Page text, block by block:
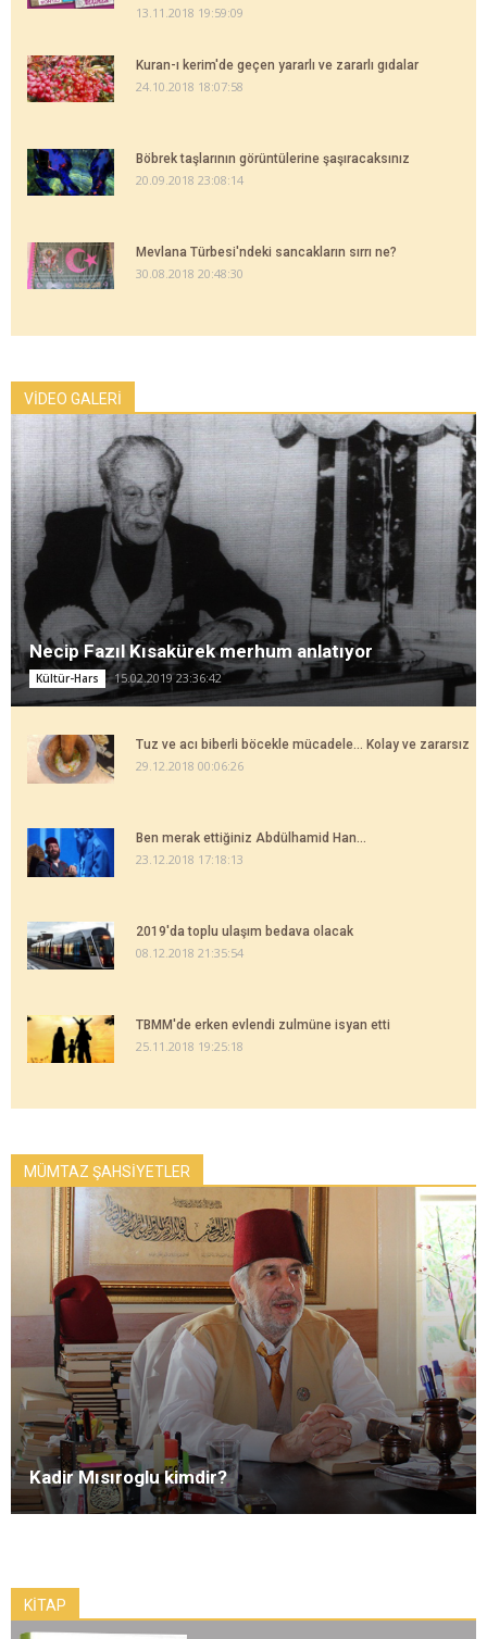
13.11.2018 19:59:09
Kuran-ı kerim'de geçen yararlı ve zararlı gıdalar
24.10.2018 18:07:58
Böbrek taşlarının görüntülerine şaşıracaksınız
20.09.2018 23:08:14
Mevlana Türbesi'ndeki sancakların sırrı ne?
30.08.2018 20:48:30
VİDEO GALERİ
Necip Fazıl Kısakürek merhum anlatıyor
Kültür-Hars 15.02.2019 23:36:42
Tuz ve acı biberli böcekle mücadele... Kolay ve zararsız
29.12.2018 00:06:26
Ben merak ettiğiniz Abdülhamid Han...
23.12.2018 17:18:13
2019'da toplu ulaşım bedava olacak
08.12.2018 21:35:54
TBMM'de erken evlendi zulmüne isyan etti
25.11.2018 19:25:18
MÜMTAZ ŞAHSİYETLER
Kadir Mısıroglu kimdir?
KİTAP